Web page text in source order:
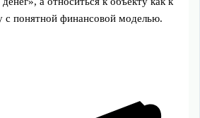
с понятной финансовой моделью.